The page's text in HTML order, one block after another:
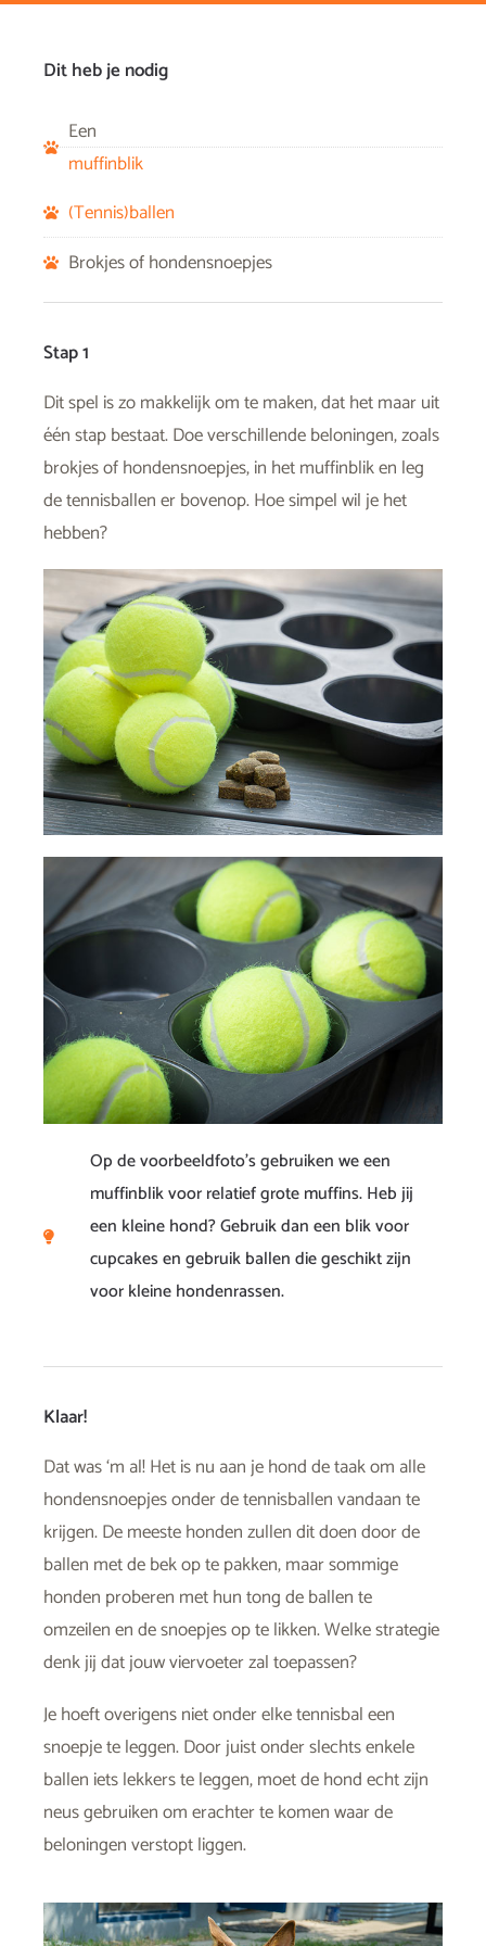
Dit heb je nodig
Een
muffinblik
(Tennis)ballen
Brokjes of hondensnoepjes
Stap 1
Dit spel is zo makkelijk om te maken, dat het maar uit
één stap bestaat. Doe verschillende beloningen, zoals
brokjes of hondensnoepjes, in het muffinblik en leg
de tennisballen er bovenop. Hoe simpel wil je het
hebben?
Op de voorbeeldfoto’s gebruiken we een
muffinblik voor relatief grote muffins. Heb jij
een kleine hond? Gebruik dan een blik voor
cupcakes en gebruik ballen die geschikt zijn
voor kleine hondenrassen.
Klaar!
Dat was ‘m al! Het is nu aan je hond de taak om alle
hondensnoepjes onder de tennisballen vandaan te
krijgen. De meeste honden zullen dit doen door de
ballen met de bek op te pakken, maar sommige
honden proberen met hun tong de ballen te
omzeilen en de snoepjes op te likken. Welke strategie
denk jij dat jouw viervoeter zal toepassen?
Je hoeft overigens niet onder elke tennisbal een
snoepje te leggen. Door juist onder slechts enkele
ballen iets lekkers te leggen, moet de hond echt zijn
neus gebruiken om erachter te komen waar de
beloningen verstopt liggen.